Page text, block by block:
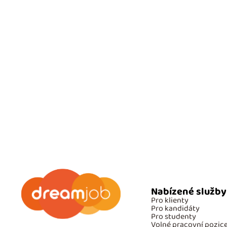
Nabízené služby
Pro klienty
Pro kandidáty
Pro studenty